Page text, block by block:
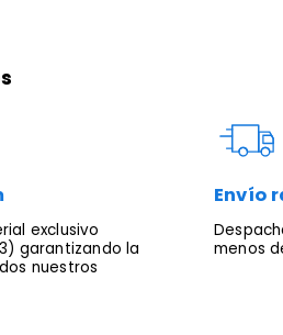
exclusivo
garantizando la
nuestros
Envío
menos